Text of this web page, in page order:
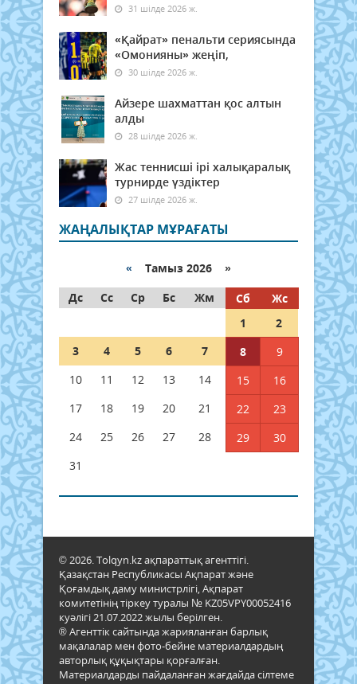
31 шілде 2026 ж.
«Қайрат» пенальти сериясында
«Омонияны» жеңіп,
30 шілде 2026 ж.
Айзере шахматтан қос алтын
алды
28 шілде 2026 ж.
Жас теннисші ірі халықаралық
турнирде үздіктер
27 шілде 2026 ж.
ЖАҢАЛЫҚТАР МҰРАҒАТЫ
« Тамыз 2026 »
Дс
Сс Ср Бс Жм Сб
Жс
1
2
3
4 5 6 7 8
9
10
11 12 13 14 15
16
17
18 19 20 21 22
23
24
25 26 27 28 29
30
31
© 2026. Tolqyn.kz ақпараттық агенттігі.
Қазақстан Республикасы Ақпарат және
Қоғамдық даму министрлігі, Ақпарат
комитетінің тіркеу туралы № KZ05VPY00052416
куәлігі 21.07.2022 жылы берілген.
® Агенттік сайтында жарияланған барлық
мақалалар мен фото-бейне материалдардың
авторлық құқықтары қорғалған.
Материалдарды пайдаланған жағдайда сілтеме